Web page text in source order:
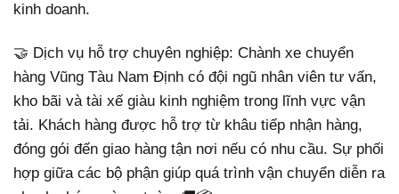
kinh doanh.
🤝 Dịch vụ hỗ trợ chuyên nghiệp: Chành xe chuyển
hàng Vũng Tàu Nam Định có đội ngũ nhân viên tư vấn,
kho bãi và tài xế giàu kinh nghiệm trong lĩnh vực vận
tải. Khách hàng được hỗ trợ từ khâu tiếp nhận hàng,
đóng gói đến giao hàng tận nơi nếu có nhu cầu. Sự phối
hợp giữa các bộ phận giúp quá trình vận chuyển diễn ra